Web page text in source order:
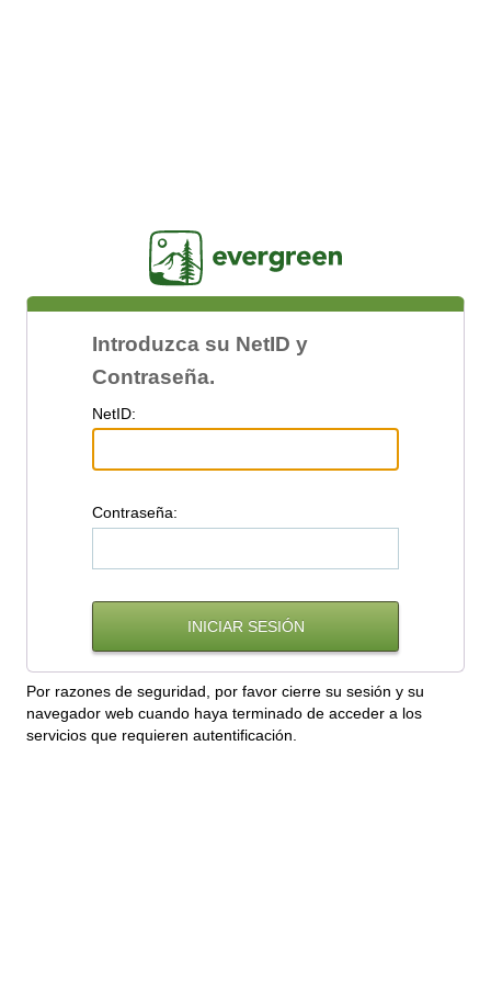
Introduzca su NetID y
Contraseña.
NetID:
Contraseña:
Por razones de seguridad, por favor cierre su sesión y su
navegador web cuando haya terminado de acceder a los
servicios que requieren autentificación.